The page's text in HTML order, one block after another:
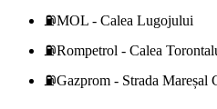
⛽MOL - Calea Lugojului
⛽Rompetrol - Calea
⛽Gazprom - Strada Mareșal